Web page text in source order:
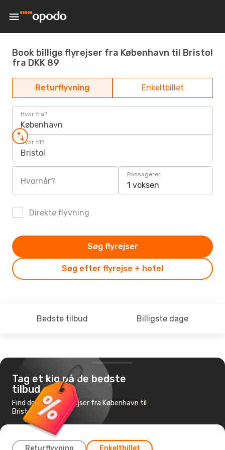
Book billige flyrejser fra København til Bristol
fra DKK 89
Returflyvning Enkeltbillet
Hvor fra?
København
Hvor til?
Bristol
Hvornår?
Passagerer
1 voksen
Direkte flyvning
Søg efter flyrejse + hotel
Søg flyrejser
Bedste tilbud Billigste dage
Tag et kig på de bedste
tilbud
Find de billigste flyrejser fra København til
Bristol
Returflyvning Enkeltbillet